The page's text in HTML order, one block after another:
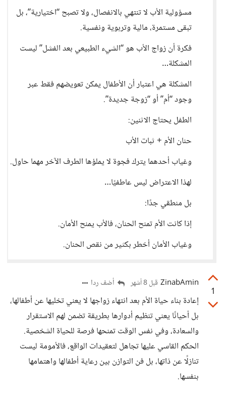
مسؤولية الأب لا تنتهي بالانفصال، ولا تصبح “اختيارية”، بل
تبقى مستمرة، مالية وتربوية ونفسية.
فكرة أن زواج الأب هو “الشيء الطبيعي بعد الفشل” ليست
المشكلة…
المشكلة هي اعتبار أن الأطفال يمكن تعويضهم فقط عبر
وجود “أم” أو “زوجة جديدة”.
الطفل يحتاج الاثنين:
حنان الأم + ثبات الأب
وغياب أحدهما يترك فجوة لا يملؤها الطرف الآخر مهما حاول.
لهذا الاعتراض ليس عاطفيًا…
بل منطقي جدًا:
إذا كانت الأم تمنح الحنان، فالأب يمنح الأمان.
وغياب الأمان أخطر بكثير من نقص الحنان.
1
ZinabAmin قبل 8 أشهر أضف ردا
إعادة بناء حياة الأم بعد انتهاء زواجها لا يعني تخليها عن أطفالها،
بل أحيانًا يعني تنظيم أدوارها بطريقة تضمن لهم الاستقرار
والسعادة، وفي نفس الوقت تمنحها فرصة للحياة الشخصية.
الحكم القاسي عليها تجاهل لتعقيدات الواقع، فالأمومة ليست
تنازلًا عن ذاتها، بل فن التوازن بين رعاية أطفالها واهتمامها
بنفسها.